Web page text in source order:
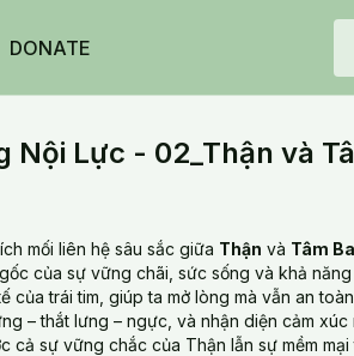
DONATE
Nội Lực - 02_Thận và
mối liên hệ sâu sắc giữa Thận và Tâm
của sự vững chãi, sức sống và khả
của trái tim, giúp ta mở lòng mà vẫn an
– thắt lưng – ngực, và nhận diện cảm xúc
cả sự vững chắc của Thận lẫn sự mềm